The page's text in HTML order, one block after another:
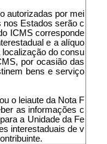
autorizadas por mei
nos Estados serão c
ICMS corresponde
e a alíquo
localização do consu
por ocasião das
bens e serviço
o leiaute da Nota F
as informações c
a Unidade da Fe
interestaduais de v